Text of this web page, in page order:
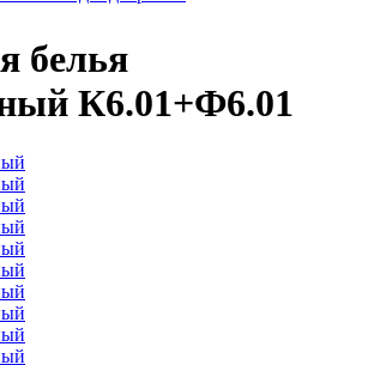
белья
К6.01+Ф6.01